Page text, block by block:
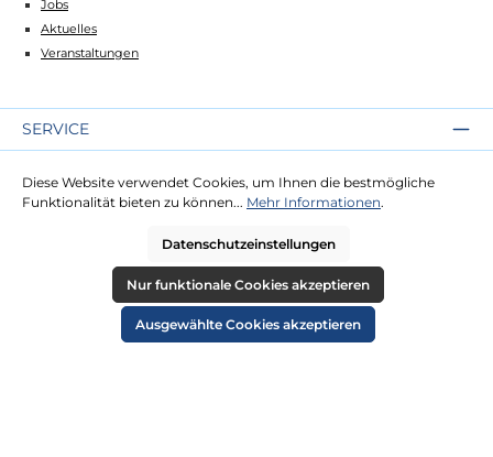
Jobs
Aktuelles
Veranstaltungen
SERVICE
Lieferung
Zahlung
RECHTLICHES
Diese Website verwendet Cookies, um Ihnen die bestmögliche
Funktionalität bieten zu können... Mehr Informationen.
Datenschutzeinstellungen
Nur funktionale Cookies akzeptieren
Ausgewählte Cookies akzeptieren